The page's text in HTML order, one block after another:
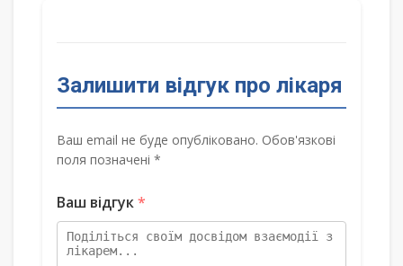
Залишити відгук про лікаря
Ваш email не буде опубліковано. Обов'язкові
поля позначені *
Ваш відгук*